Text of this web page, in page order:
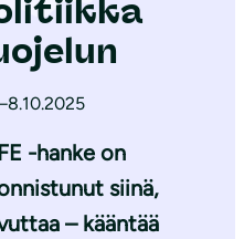
8.10.2025
-hanke on
siinä,
– kääntää